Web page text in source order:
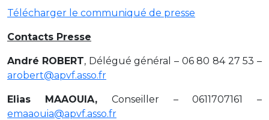
Télécharger le communiqué de presse
Contacts Presse
André ROBERT, Délégué général – 06 80 84 27 53 –
arobert@apvf.asso.fr
Elias MAAOUIA, Conseiller – 0611707161 –
emaaouia@apvf.asso.fr